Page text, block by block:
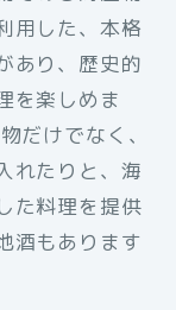
用した、本格
あり、歴史的
を楽しめま
だけでなく、
れたりと、海
た料理を提供
酒もあります